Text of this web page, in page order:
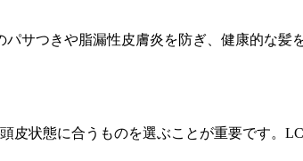
サつきや脂漏性皮膚炎を防ぎ、健康的な髪
皮状態に合うものを選ぶことが重要です。